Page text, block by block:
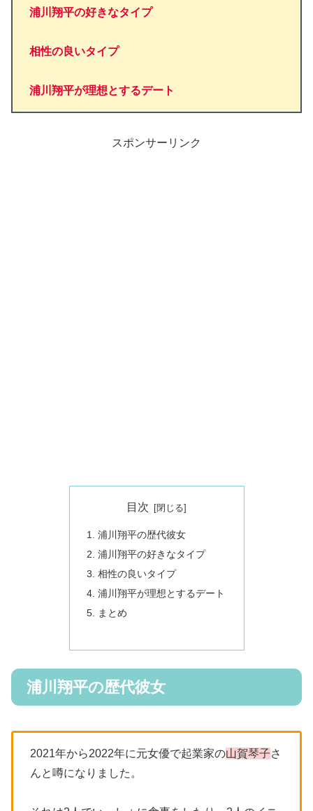
浦川翔平の好きなタイプ
相性の良いタイプ
浦川翔平が理想とするデート
スポンサーリンク
目次
浦川翔平の歴代彼女
浦川翔平の好きなタイプ
相性の良いタイプ
浦川翔平が理想とするデート
まとめ
浦川翔平の歴代彼女
2021年から2022年に元女優で起業家の山賀琴子さ
んと噂になりました。